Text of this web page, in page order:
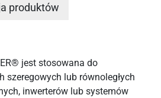
produktów
jest stosowana do
szeregowych lub równoległych
inwerterów lub systemów